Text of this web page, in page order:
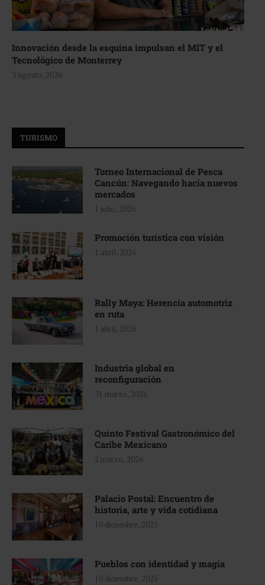
Innovación desde la esquina impulsan el MIT y el
Tecnológico de Monterrey
3 agosto, 2026
TURISMO
Torneo Internacional de Pesca
Cancún: Navegando hacia nuevos
mercados
1 julio, 2026
Promoción turística con visión
1 abril, 2026
Rally Maya: Herencia automotriz
en ruta
1 abril, 2026
Industria global en
reconfiguración
31 marzo, 2026
Quinto Festival Gastronómico del
Caribe Mexicano
2 marzo, 2026
Palacio Postal: Encuentro de
historia, arte y vida cotidiana
10 diciembre, 2025
Pueblos con identidad y magia
10 diciembre, 2025